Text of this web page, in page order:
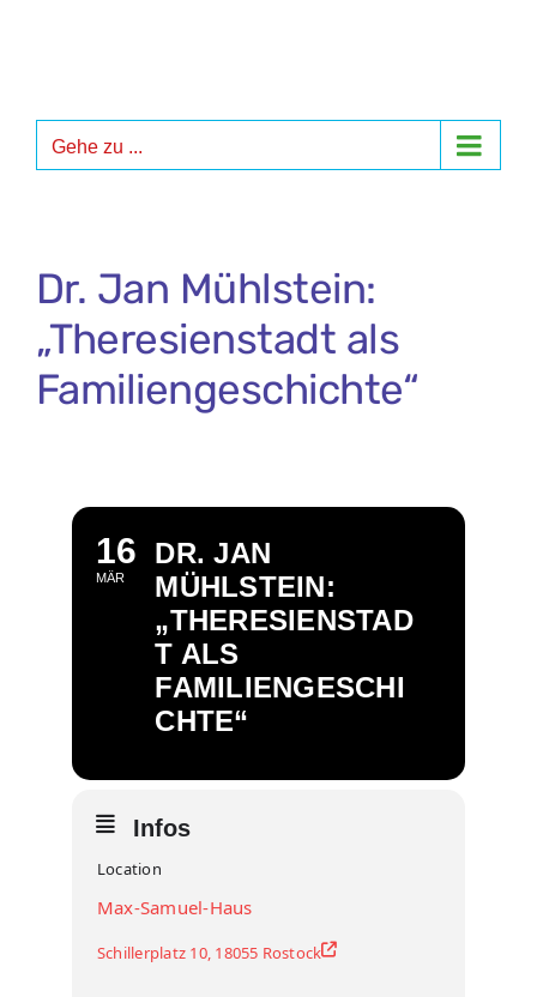
Gehe zu ...
Dr. Jan Mühlstein:
„Theresienstadt als
Familiengeschichte“
16
MÄR
DR. JAN
MÜHLSTEIN:
„THERESIENSTAD
T ALS
FAMILIENGESCHI
CHTE“
Infos
Location
Max-Samuel-Haus
Schillerplatz 10, 18055 Rostock